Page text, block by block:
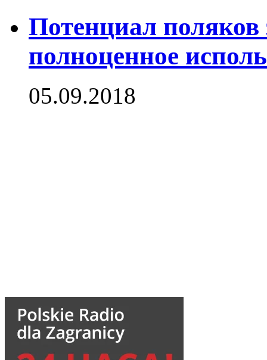
Потенциал поляков
полноценное
05.09.2018